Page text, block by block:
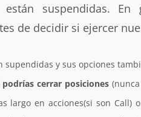
están suspendidas.
de decidir si ejercer
supendidas y sus opciones
cerrar posiciones
largo en acciones(si son Call)